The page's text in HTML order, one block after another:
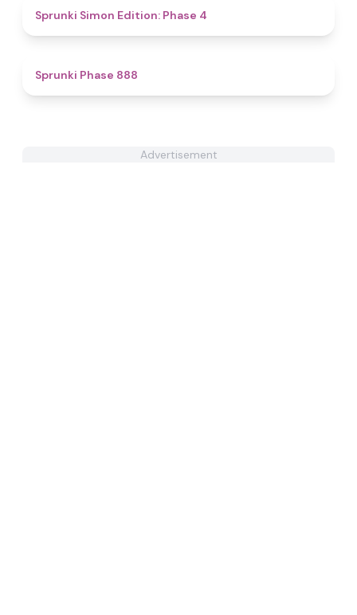
Sprunki Simon Edition: Phase 4
Sprunki Phase 888
Advertisement